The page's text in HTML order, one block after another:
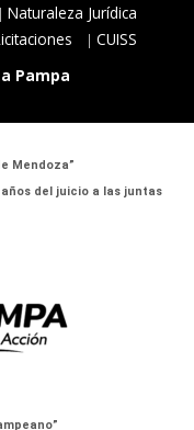
Naturaleza Jurídica
CUISS
Pampa
Mendoza”
del juicio a las juntas